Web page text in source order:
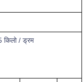
किलो / ड्रम